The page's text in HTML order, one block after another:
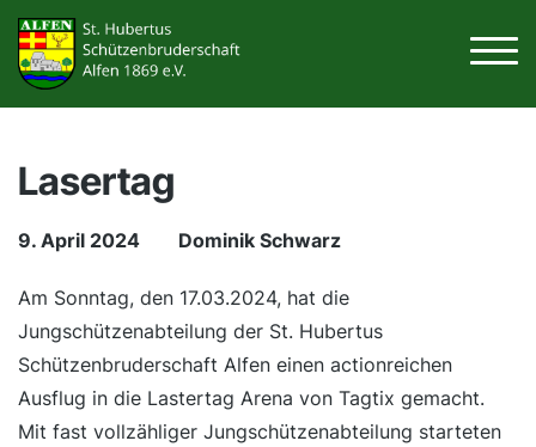
Lasertag
9. April 2024 Dominik Schwarz
Am Sonntag, den 17.03.2024, hat die
Jungschützenabteilung der St. Hubertus
Schützenbruderschaft Alfen einen actionreichen
Ausflug in die Lastertag Arena von Tagtix gemacht.
Mit fast vollzähliger Jungschützenabteilung starteten